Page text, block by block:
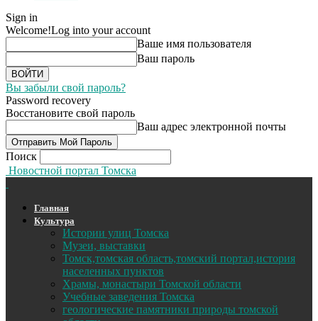
Sign in
Welcome!Log into your account
Ваше имя пользователя
Ваш пароль
Вы забыли свой пароль?
Password recovery
Восстановите свой пароль
Ваш адрес электронной почты
Поиск
Новостной портал Томска
Главная
Культура
Истории улиц Томска
Музеи, выставки
Томск,томская область,томский портал,история
населенных пунктов
Храмы, монастыри Томской области
Учебные заведения Томска
геологические памятники природы томской